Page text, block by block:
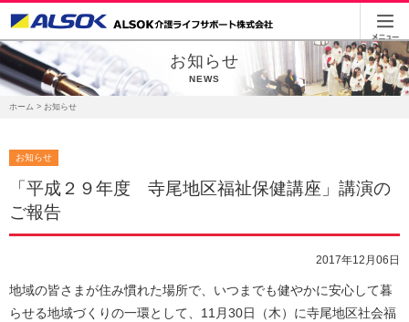
お知らせ
NEWS
ホーム > お知らせ
お知らせ
「平成２９年度 寺尾地区福祉保健講座」講演の
ご報告
2017年12月06日
地域の皆さまが住み慣れた場所で、いつまでも健やかに安心して暮
らせる地域づくりの一環として、11月30日（木）に寺尾地区社会福